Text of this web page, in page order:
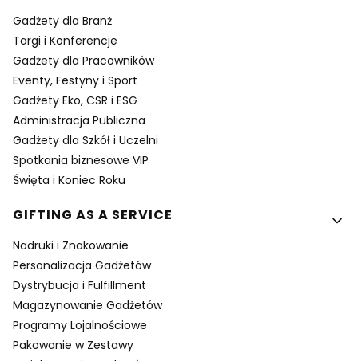
Gadżety dla Branż
Targi i Konferencje
Gadżety dla Pracowników
Eventy, Festyny i Sport
Gadżety Eko, CSR i ESG
Administracja Publiczna
Gadżety dla Szkół i Uczelni
Spotkania biznesowe VIP
Święta i Koniec Roku
GIFTING AS A SERVICE
Nadruki i Znakowanie
Personalizacja Gadżetów
Dystrybucja i Fulfillment
Magazynowanie Gadżetów
Programy Lojalnościowe
Pakowanie w Zestawy